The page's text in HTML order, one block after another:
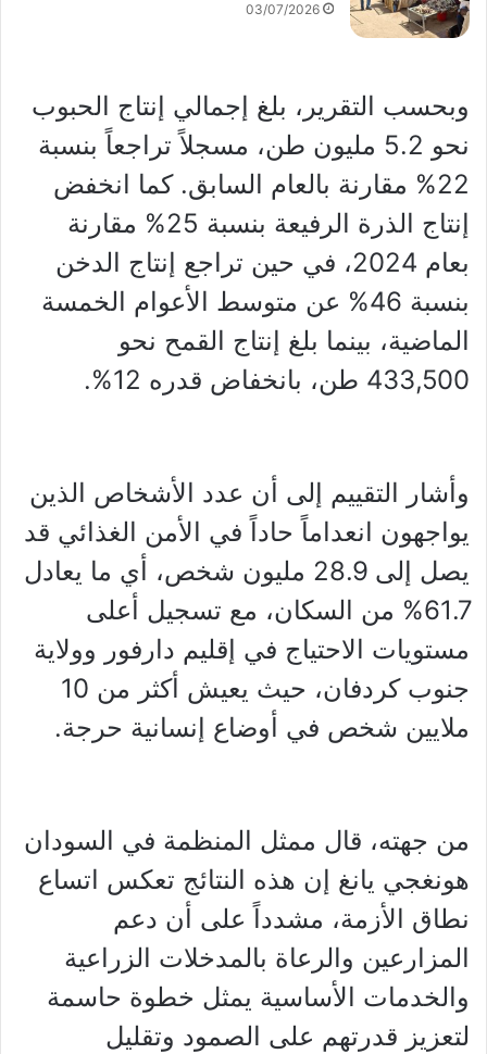
03/07/2026
وبحسب التقرير، بلغ إجمالي إنتاج الحبوب
نحو 5.2 مليون طن، مسجلاً تراجعاً بنسبة
22% مقارنة بالعام السابق. كما انخفض
إنتاج الذرة الرفيعة بنسبة 25% مقارنة
بعام 2024، في حين تراجع إنتاج الدخن
بنسبة 46% عن متوسط الأعوام الخمسة
الماضية، بينما بلغ إنتاج القمح نحو
433,500 طن، بانخفاض قدره 12%.
وأشار التقييم إلى أن عدد الأشخاص الذين
يواجهون انعداماً حاداً في الأمن الغذائي قد
يصل إلى 28.9 مليون شخص، أي ما يعادل
61.7% من السكان، مع تسجيل أعلى
مستويات الاحتياج في إقليم دارفور وولاية
جنوب كردفان، حيث يعيش أكثر من 10
ملايين شخص في أوضاع إنسانية حرجة.
من جهته، قال ممثل المنظمة في السودان
هونغجي يانغ إن هذه النتائج تعكس اتساع
نطاق الأزمة، مشدداً على أن دعم
المزارعين والرعاة بالمدخلات الزراعية
والخدمات الأساسية يمثل خطوة حاسمة
لتعزيز قدرتهم على الصمود وتقليل